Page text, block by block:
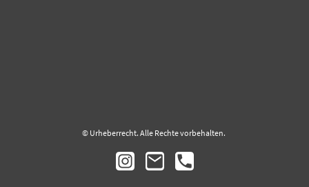
© Urheberrecht. Alle Rechte vorbehalten.